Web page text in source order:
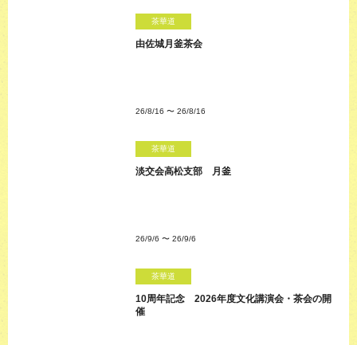
茶華道
由佐城月釜茶会
26/8/16 〜 26/8/16
茶華道
淡交会高松支部 月釜
26/9/6 〜 26/9/6
茶華道
10周年記念 2026年度文化講演会・茶会の開
催